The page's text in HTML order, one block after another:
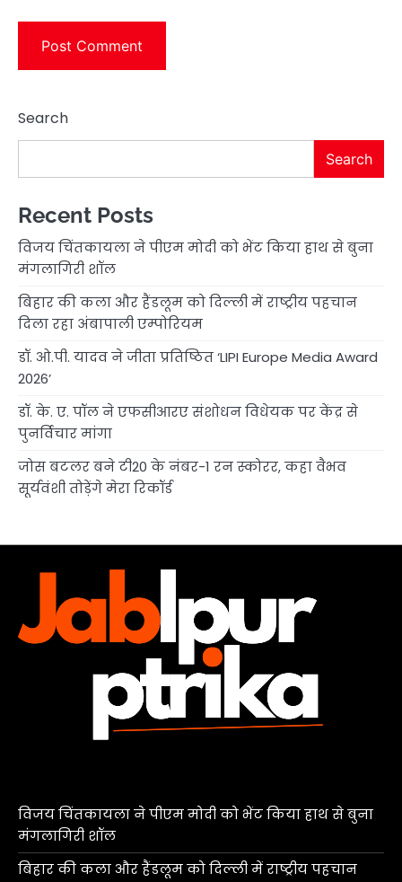
Search
Search
Recent Posts
विजय चिंतकायला ने पीएम मोदी को भेंट किया हाथ से बुना
मंगलागिरी शॉल
बिहार की कला और हैंडलूम को दिल्ली में राष्ट्रीय पहचान
दिला रहा अंबापाली एम्पोरियम
डॉ. ओ.पी. यादव ने जीता प्रतिष्ठित ‘LIPI Europe Media Award
2026’
डॉ. के. ए. पॉल ने एफसीआरए संशोधन विधेयक पर केंद्र से
पुनर्विचार मांगा
जोस बटलर बने टी20 के नंबर-1 रन स्कोरर, कहा वैभव
सूर्यवंशी तोड़ेंगे मेरा रिकॉर्ड
विजय चिंतकायला ने पीएम मोदी को भेंट किया हाथ से बुना
मंगलागिरी शॉल
बिहार की कला और हैंडलूम को दिल्ली में राष्ट्रीय पहचान